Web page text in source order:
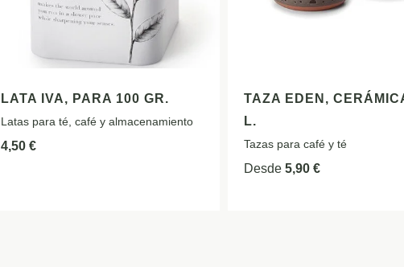
LATA IVA, PARA 100 GR.
Latas para té, café y almacenamiento
4,50 €
TAZA EDEN,
L.
Tazas para café y té
Desde 5,90 €